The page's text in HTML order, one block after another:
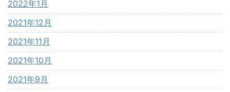
2022年1月
2021年12月
2021年11月
2021年10月
2021年9月